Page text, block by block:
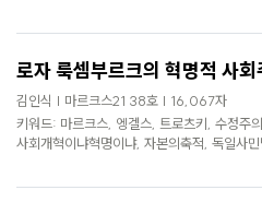
로자 룩셈부르크의 혁명적 사회
김인식 | 마르크스21 38호 | 16,067자
키워드: 마르크스, 엥겔스, 트로츠키, 수정주
사회개혁이냐혁명이냐, 자본의축적, 독일사